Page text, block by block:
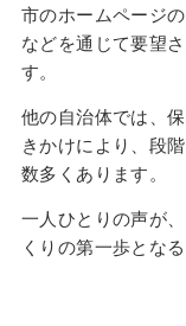
市のホームページ
などを通じて要望
す。
他の自治体では、
きかけにより、段
数多くあります。
一人ひとりの声が
くりの第一歩とな